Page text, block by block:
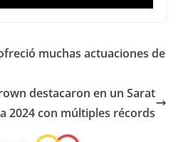
muchas actuaciones de
destacaron en un Sarat
2024 con múltiples récords